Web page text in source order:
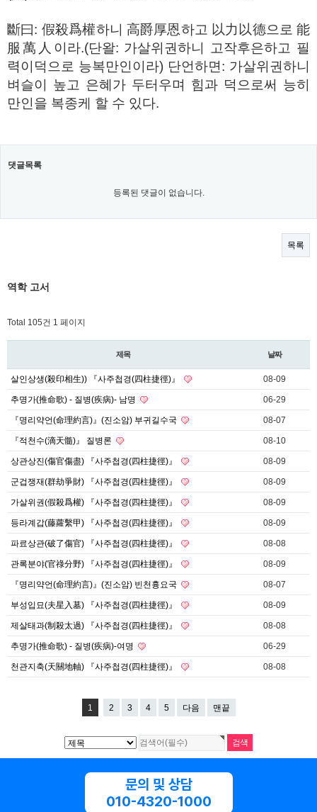
斷曰: 假殺爲權하니 高爵厚恩하고 以力以德으로 能
服萬人이라.(단왈: 가살위권하니 고작후은하고 필
력이덕으로 능복만인이라) 단언하면: 가살위권하니
벼슬이 높고 은혜가 두터우며 힘과 덕으로써 능히
만인을 복종케 할 수 있다.
댓글목록
등록된 댓글이 없습니다.
목록
역학 고서
Total 105건 1 페이지
제목 날짜
살인상생(殺印相生)) 『사주첩경(四柱捷徑)』 08-09
추명가(推命歌) - 질병(疾病)- 남명 06-29
『명리약언(命理約言)』(진소암) 부귀길수국 08-07
『적천수(滴天髓)』 질병론 08-10
상관상진(傷官傷盡) 『사주첩경(四柱捷徑)』 08-09
군겁쟁재(群劫爭財) 『사주첩경(四柱捷徑)』 08-09
가살위권(假殺爲權) 『사주첩경(四柱捷徑)』 08-09
등라계갑(藤蘿繫甲) 『사주첩경(四柱捷徑)』 08-09
파료상관(破了傷官) 『사주첩경(四柱捷徑)』 08-08
관록분야(官祿分野) 『사주첩경(四柱捷徑)』 08-09
『명리약언(命理約言)』(진소암) 빈천흉요국 08-07
부성입묘(夫星入墓) 『사주첩경(四柱捷徑)』 08-09
제살태과(制殺太過) 『사주첩경(四柱捷徑)』 08-08
추명가(推命歌) - 질병(疾病)-여명 06-29
천관지축(天關地軸) 『사주첩경(四柱捷徑)』 08-08
1 2 3 4 5 다음 맨끝
문의 및 상담
010-4320-1000